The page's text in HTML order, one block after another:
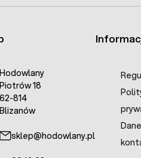
Hodowlany
Piotrów 18
62-814
Blizanów
sklep@hodowlany.pl
Dane